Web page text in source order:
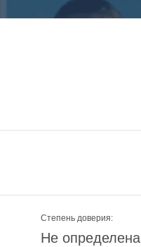
Степень доверия:
Не определена